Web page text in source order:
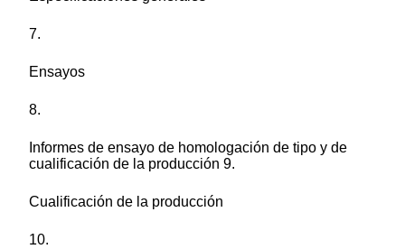
7.
Ensayos
8.
Informes de ensayo de homologación de tipo y de
cualificación de la producción 9.
Cualificación de la producción
10.